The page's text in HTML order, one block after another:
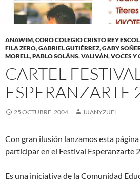
ANAWIM,CORO COLEGIO CRISTO REY
FILA ZERO,GABRIEL GUTIÉRREZ,GABY
MORELL,PABLO SOLÁNS,VALIVÁN,VOCES Y
CARTEL FESTIVAL
ESPERANZARTE
25 OCTUBRE, 2004 JUANYZUEL
Con gran ilusión lanzamos esta
participar en el Festival Esperanzarte
Es una iniciativa de la Comunidad